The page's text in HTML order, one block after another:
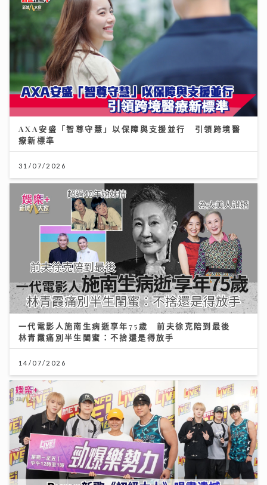
AXA安盛「智尊守慧」以保障與支援並行 引領跨境醫
療新標準
31/07/2026
一代電影人施南生病逝享年75歲 前夫徐克陪到最後
林青霞痛別半生閨蜜：不捨還是得放手
14/07/2026